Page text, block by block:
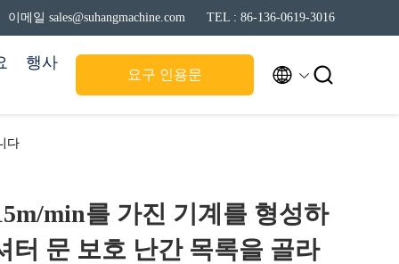
이메일 sales@suhangmachine.com TEL : 86-136-0619-3016
행사
요구 인용문  
다
min를 가진 기계를 형성하
터 문 보호 난간 목록을 골라